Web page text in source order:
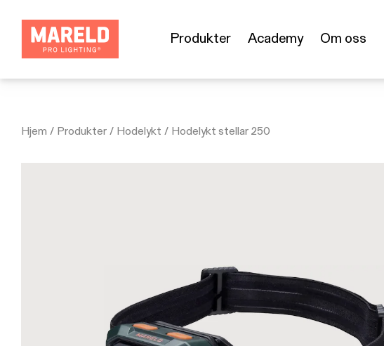
Produkter Academy Om oss
Hjem / Produkter / Hodelykt / Hodelykt stellar 250